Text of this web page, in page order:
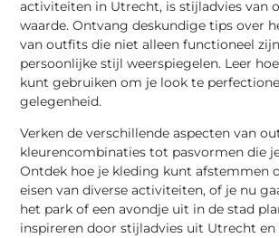
activiteiten in Utrecht, is stijladvies van
waarde. Ontvang deskundige tips over
van outfits die niet alleen functioneel
persoonlijke stijl weerspiegelen. Leer
kunt gebruiken om je look te
gelegenheid.
Verken de verschillende aspecten van
kleurencombinaties tot pasvormen die
Ontdek hoe je kleding kunt afstemmen
eisen van diverse activiteiten, of je nu
het park of een avondje uit in de stad
inspireren door stijladvies uit Utrecht